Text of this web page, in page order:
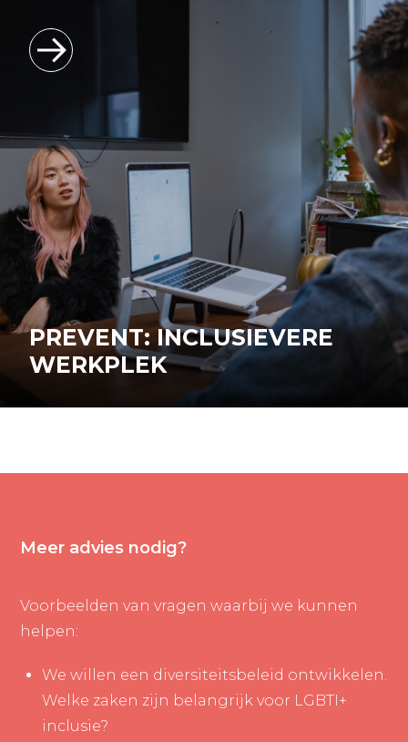
PREVENT: INCLUSIEVERE
WERKPLEK
Meer advies nodig?
Voorbeelden van vragen waarbij we kunnen
helpen:
We willen een diversiteitsbeleid ontwikkelen.
Welke zaken zijn belangrijk voor LGBTI+
inclusie?